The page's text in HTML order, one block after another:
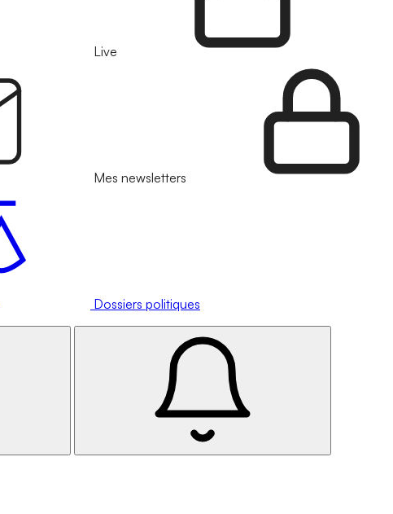
Live
Mes newsletters
Dossiers politiques